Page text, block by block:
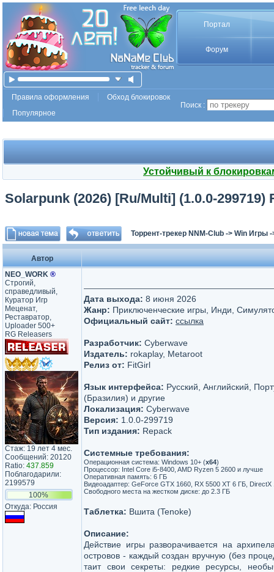
Портал
Форум
Правила оформления
Обход блокировок
Популярное
Поиск :
Устойчивый к
Solarpunk (2026) [Ru/Multi] (1.0.0-
Торрент-трекер NNM-Club -> Win Игры
Автор
NEO_WORK ®
Строгий,
справедливый,
Куратор Игр
Меценат,
Реставратор,
Uploader 500+
RG Releasers
Стаж: 19 лет 4 мес.
Сообщений: 20120
Ratio: 437.859
Поблагодарили:
2199579
100%
Откуда: Россия
Дата выхода: 8 июня 2026
Жанр: Приключенческие игры, Инди,
Официальный сайт: ссылка
Разработчик: Cyberwave
Издатель: rokaplay, Metaroot
Релиз от: FitGirl
Язык интерфейса: Русский, Английский,
(Бразилия) и другие
Локализация: Cyberwave
Версия: 1.0.0-299719
Тип издания: Repack
Системные требования:
Операционная система: Windows 10+ (x64)
Процессор: Intel Core i5-8400, AMD Ryzen 5 2600 и лучше
Оперативная память: 6 ГБ
Видеоадаптер: GeForce GTX 1660, RX 5500 XT 6 ГБ, DirectX
Свободного места на жестком диске: до 2.3 ГБ
Таблетка: Вшита (Tenoke)
Описание:
Действие игры разворачивается на
островов - каждый создан вручную (без
таит свои секреты: редкие ресурсы,